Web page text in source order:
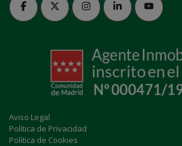
Aviso Legal
Política de Privacidad
Política de Cookies